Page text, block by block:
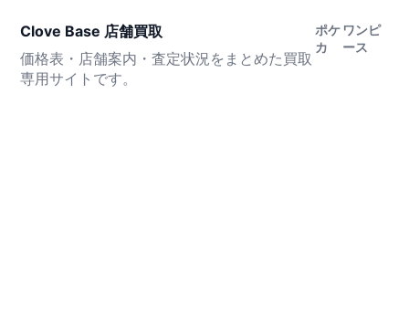
Clove Base 店舗買取
価格表・店舗案内・査定状況をまとめた買取
専用サイトです。
ポケ
カ
ワンピ
ース